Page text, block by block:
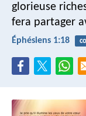
glorieuse
fera partager
Éphésiens 1:18